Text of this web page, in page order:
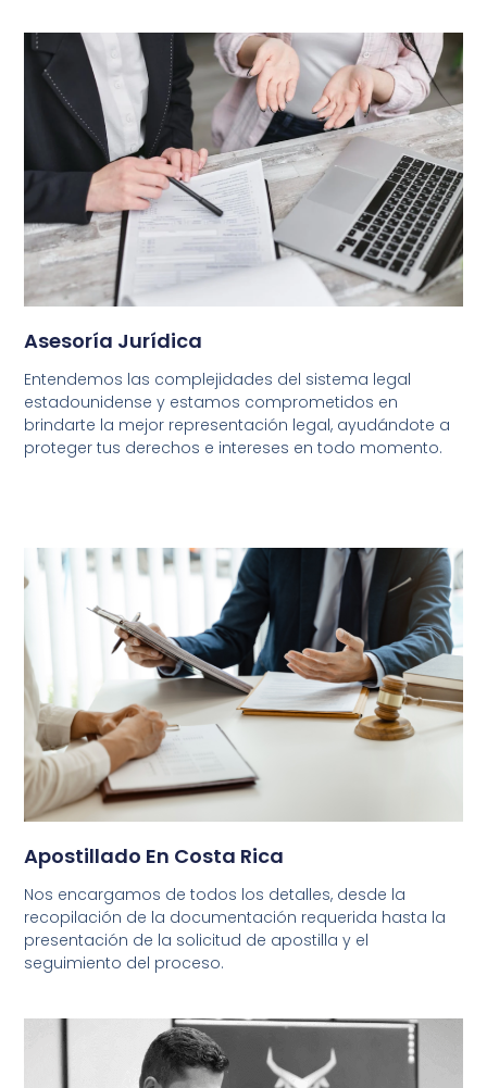
Asesoría Jurídica
Entendemos las complejidades del sistema legal
estadounidense y estamos comprometidos en
brindarte la mejor representación legal, ayudándote a
proteger tus derechos e intereses en todo momento.
Apostillado En Costa Rica
Nos encargamos de todos los detalles, desde la
recopilación de la documentación requerida hasta la
presentación de la solicitud de apostilla y el
seguimiento del proceso.